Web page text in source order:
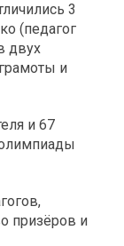
3
(педагог
двух
и
и 67
призёров и